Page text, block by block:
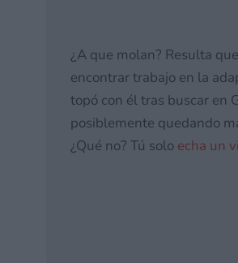
¿A que molan? Resulta que
encontrar trabajo en la
topó con él tras buscar en
posiblemente quedando
¿Qué no? Tú solo echa un